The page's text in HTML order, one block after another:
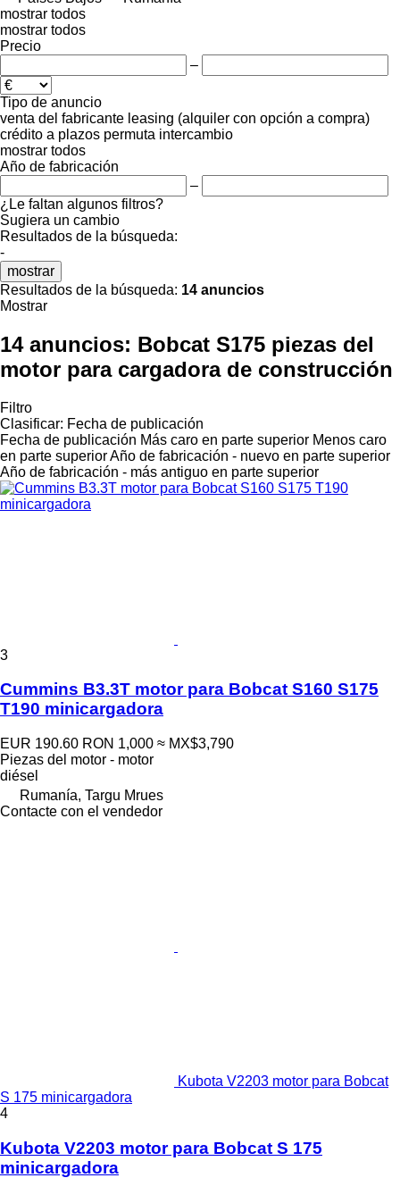
mostrar todos
mostrar todos
Precio
–
Tipo de anuncio
venta del fabricante leasing (alquiler con opción a compra)
crédito a plazos permuta intercambio
mostrar todos
Año de fabricación
–
¿Le faltan algunos filtros?
Sugiera un cambio
Resultados de la búsqueda:
-
mostrar
Resultados de la búsqueda: 14 anuncios
Mostrar
14 anuncios: Bobcat S175 piezas del
motor para cargadora de construcción
Filtro
Clasificar: Fecha de publicación
Fecha de publicación Más caro en parte superior Menos caro
en parte superiorAño de fabricación - nuevo en parte superior
Año de fabricación - más antiguo en parte superior
3
Cummins B3.3T motor para Bobcat S160 S175
T190 minicargadora
EUR 190.60 RON 1,000 ≈ MX$3,790
Piezas del motor - motor
diésel
Rumanía, Targu Mrues
Contacte con el vendedor
Kubota V2203 motor para Bobcat
S 175 minicargadora
4
Kubota V2203 motor para Bobcat S 175
minicargadora